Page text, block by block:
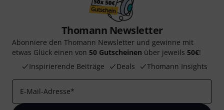
Thomann Newsletter
Abonniere den Thomann Newsletter und gewinne mit
etwas Glück einen von 50 Gutscheinen über jeweils 50€!
Inspirierende Beiträge
Deals Thomann Insights
E-Mail-Adresse*